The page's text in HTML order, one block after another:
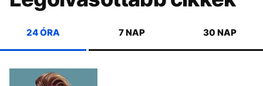
24 ÓRA 7 NAP 30 NAP